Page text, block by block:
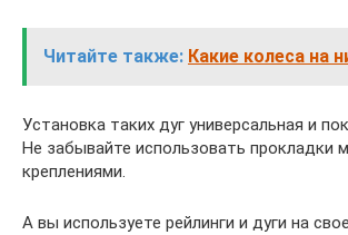
Читайте также: Какие колеса на
Установка таких дуг универсальная и
Не забывайте использовать прокладки
креплениями.
А вы используете рейлинги и дуги на